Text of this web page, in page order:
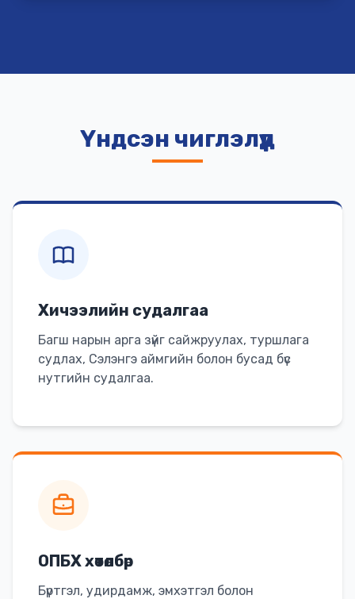
Үндсэн чиглэлүүд
Хичээлийн судалгаа
Багш нарын арга зүйг сайжруулах, туршлага
судлах, Сэлэнгэ аймгийн болон бусад бүс
нутгийн судалгаа.
ОПБХ хөтөлбөр
Бүртгэл, удирдамж, эмхэтгэл болон